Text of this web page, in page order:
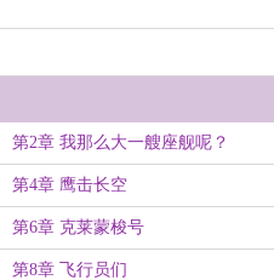
第2章 我那么大一艘座舰呢？
第4章 鹰击长空
第6章 克莱蒙梭号
第8章 飞行员们